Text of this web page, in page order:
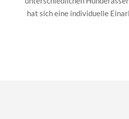
hat sich eine individuelle